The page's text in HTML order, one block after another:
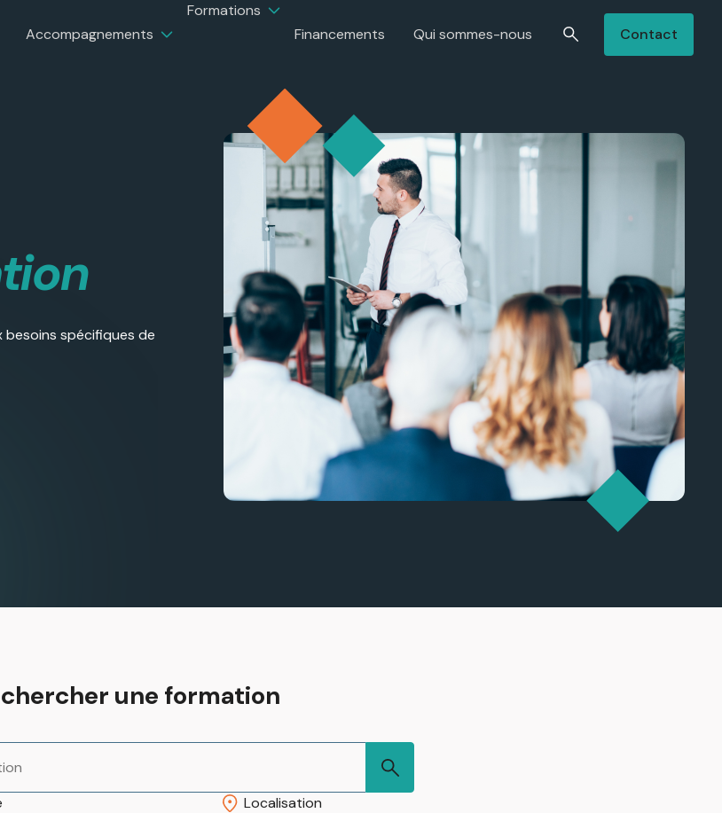
Accompagnements
Formations
Financements
Qui sommes-nous Contact
spécifiques de
une formation
Localisation